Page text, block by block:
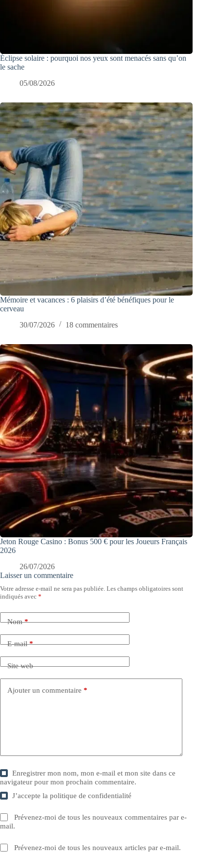
Éclipse solaire : pourquoi nos yeux sont menacés sans qu’on
le sache
05/08/2026
Mémoire et vacances : 6 plaisirs d’été bénéfiques pour le
cerveau
30/07/2026
18 commentaires
Jeton Rouge Casino : Bonus 500 € pour les Joueurs Français
2026
26/07/2026
Laisser un commentaire
Votre adresse e-mail ne sera pas publiée. Les champs obligatoires sont
indiqués avec *
Nom*
E-mail*
Site web
Ajouter un commentaire *
Enregistrer mon nom, mon e-mail et mon site dans ce
navigateur pour mon prochain commentaire.
J’accepte lapolitique de confidentialité
Prévenez-moi de tous les nouveaux commentaires par e-
mail.
Prévenez-moi de tous les nouveaux articles par e-mail.